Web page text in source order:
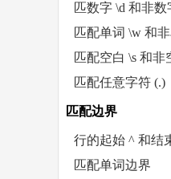
匹数字 \d 和非数
匹配空白 \s 和非
匹配任意字符 (.)
匹配边界
行的起始 ^ 和结
匹配单词边界